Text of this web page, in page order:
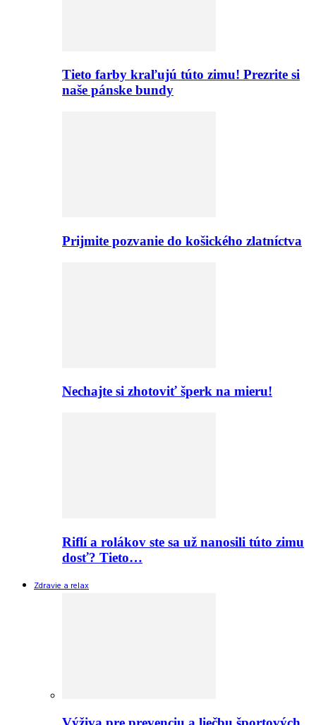
Tieto farby kraľujú túto zimu! Prezrite si
naše pánske bundy
Prijmite pozvanie do košického zlatníctva
Nechajte si zhotoviť šperk na mieru!
Riflí a rolákov ste sa už nanosili túto zimu
dosť? Tieto…
Zdravie a relax